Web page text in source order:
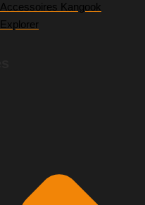
Accessoires Kangook
Explorer